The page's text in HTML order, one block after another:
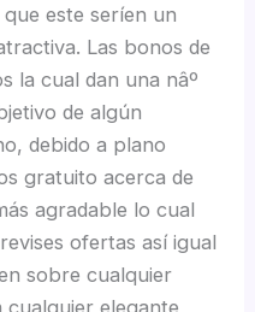
este serí­en un
Las bonos de
la cual dan una nâº
de algún
debido a plano
gratuito acerca de
agradable lo cual
ofertas así­ igual
sobre cualquier
cualquier elegante